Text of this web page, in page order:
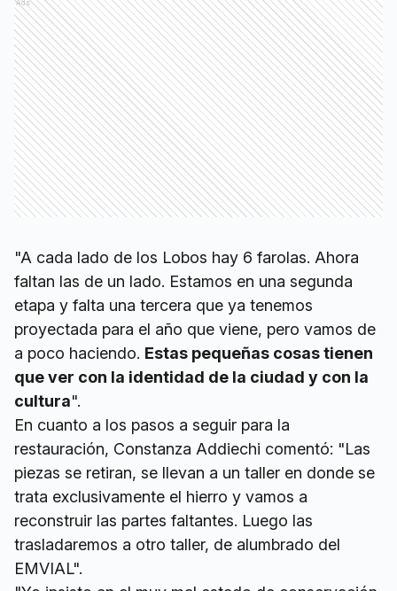
Ads
"A cada lado de los Lobos hay 6 farolas. Ahora
faltan las de un lado. Estamos en una segunda
etapa y falta una tercera que ya tenemos
proyectada para el año que viene, pero vamos de
a poco haciendo. Estas pequeñas cosas tienen
que ver con la identidad de la ciudad y con la
cultura".
En cuanto a los pasos a seguir para la
restauración, Constanza Addiechi comentó: "Las
piezas se retiran, se llevan a un taller en donde se
trata exclusivamente el hierro y vamos a
reconstruir las partes faltantes. Luego las
trasladaremos a otro taller, de alumbrado del
EMVIAL".